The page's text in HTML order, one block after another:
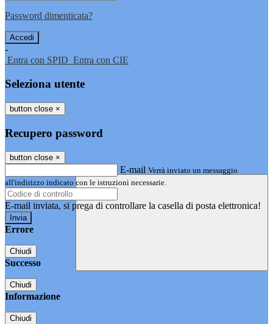
Password dimenticata?
-
Entra con SPID Entra con CIE
Seleziona utente
button close ×
Recupero password
button close ×
E-mail Verrà inviato un messaggio
all'indirizzo indicato con le istruzioni necessarie.
E-mail inviata, si prega di controllare la casella di posta elettronica!
Errore
Chiudi
Successo
Chiudi
Informazione
Chiudi